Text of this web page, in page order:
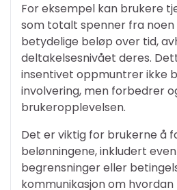
For eksempel kan brukere
som totalt spenner fra
betydelige beløp over tid,
deltakelsesnivået deres.
insentivet oppmuntrer ikke
involvering, men forbedrer
brukeropplevelsen.
Det er viktig for brukerne å
belønningene, inkludert
begrensninger eller
kommunikasjon om